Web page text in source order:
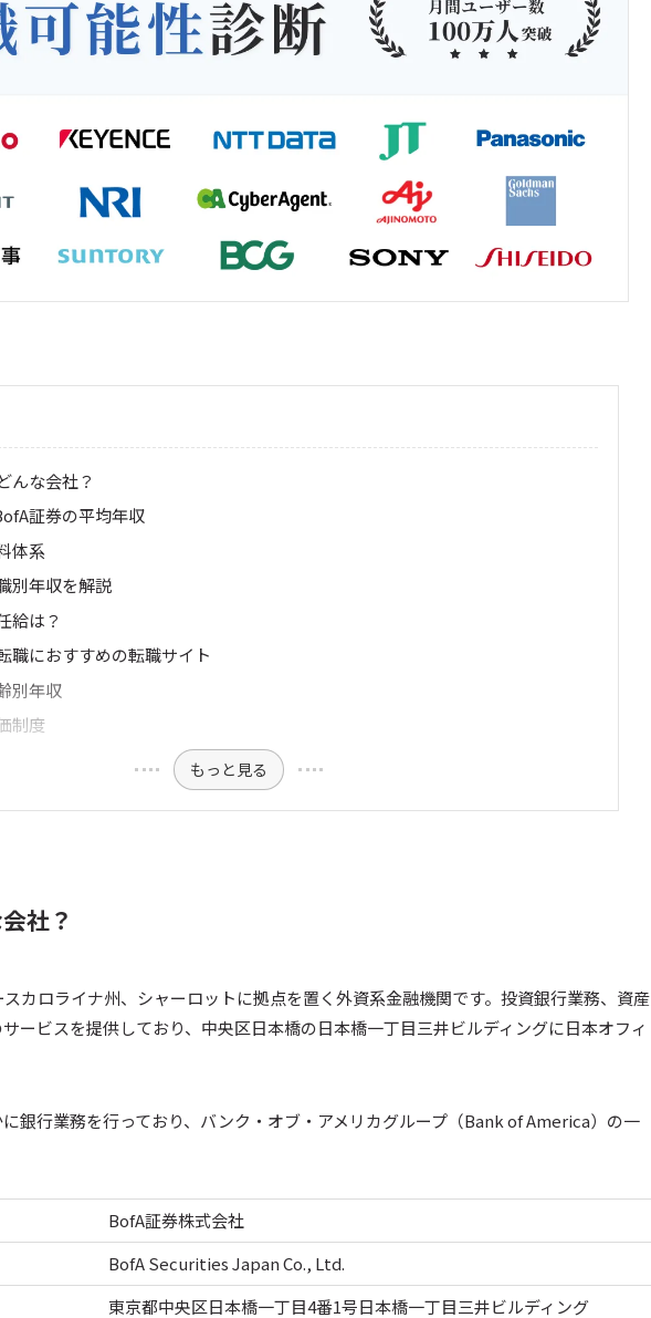
んな会社？
証券の平均年収
体系
別年収を解説
給は？
職におすすめの転職サイト
別年収
制度
もっと見る
社？
カロライナ州、シャーロットに拠点を置く外資系金融機関です。投資銀行業務、資産
ービスを提供しており、中央区日本橋の日本橋一丁目三井ビルディングに日本オフィ
銀行業務を行っており、バンク・オブ・アメリカグループ（Bank of America）の一
BofA証券株式会社
BofA Securities Japan Co., Ltd.
東京都中央区日本橋一丁目4番1号日本橋一丁目三井ビルディング